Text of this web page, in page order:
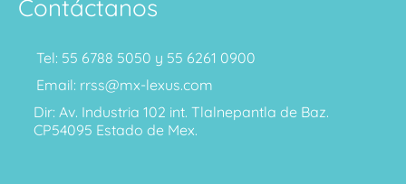
Contáctanos
Tel: 55 6788 5050 y 55 6261 0900
Email: rrss@mx-lexus.com
Dir: Av. Industria 102 int. Tlalnepantla de Baz.
CP54095 Estado de Mex.